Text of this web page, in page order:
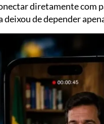
diretamente com
de depender